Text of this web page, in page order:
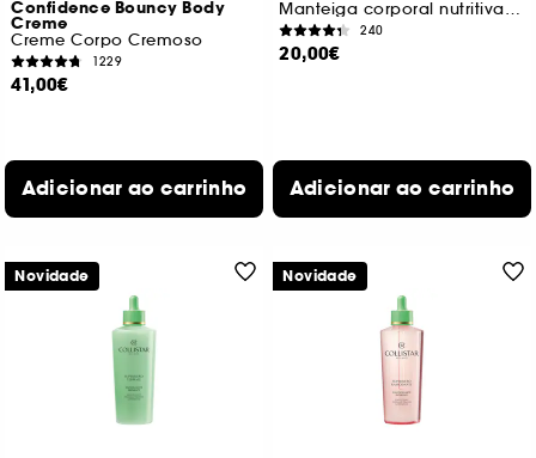
Confidence Bouncy Body
Creme
Creme Corpo Cremoso
1229
41,00€
Adicionar ao carrinho
Manteiga corporal nutritiva com manteiga de karité
240
20,00€
Adicionar ao carrinho
Novidade Novidade